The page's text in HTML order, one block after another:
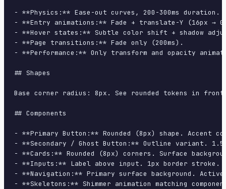
- **Physics:** Ease-out curves, 200-300ms duration.
- **Entry animations:** Fade + translate-Y (16px →
- **Hover states:** Subtle color shift + shadow
- **Page transitions:** Fade only (200ms).
- **Performance:** Only transform and opacity
## Shapes
Base corner radius: 8px. See rounded tokens in
## Components
- **Primary Button:** Rounded (8px) shape.
- **Secondary / Ghost Button:** Outline variant.
- **Cards:** Rounded (8px) corners. Surface
- **Inputs:** Label above input. 1px border
- **Navigation:** Primary surface background.
- **Skeletons:** Shimmer animation matching